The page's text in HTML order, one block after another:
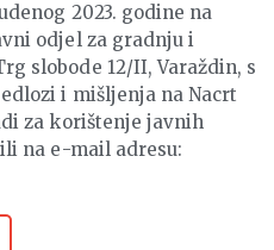
2023. godine na
odjel za gradnju i
slobode 12/II, Varaždin, s
i mišljenja na Nacrt
za korištenje javnih
na e-mail adresu: